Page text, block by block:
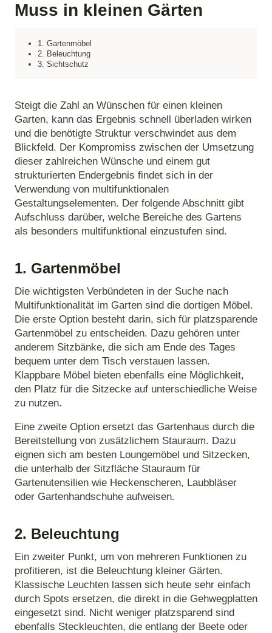
Muss in kleinen Gärten
1. Gartenmöbel
2. Beleuchtung
3. Sichtschutz
Steigt die Zahl an Wünschen für einen kleinen
Garten, kann das Ergebnis schnell überladen wirken
und die benötigte Struktur verschwindet aus dem
Blickfeld. Der Kompromiss zwischen der Umsetzung
dieser zahlreichen Wünsche und einem gut
strukturierten Endergebnis findet sich in der
Verwendung von multifunktionalen
Gestaltungselementen. Der folgende Abschnitt gibt
Aufschluss darüber, welche Bereiche des Gartens
als besonders multifunktional einzustufen sind.
1. Gartenmöbel
Die wichtigsten Verbündeten in der Suche nach
Multifunktionalität im Garten sind die dortigen Möbel.
Die erste Option besteht darin, sich für platzsparende
Gartenmöbel zu entscheiden. Dazu gehören unter
anderem Sitzbänke, die sich am Ende des Tages
bequem unter dem Tisch verstauen lassen.
Klappbare Möbel bieten ebenfalls eine Möglichkeit,
den Platz für die Sitzecke auf unterschiedliche Weise
zu nutzen.
Eine zweite Option ersetzt das Gartenhaus durch die
Bereitstellung von zusätzlichem Stauraum. Dazu
eignen sich am besten Loungemöbel und Sitzecken,
die unterhalb der Sitzfläche Stauraum für
Gartenutensilien wie Heckenscheren, Laubbläser
oder Gartenhandschuhe aufweisen.
2. Beleuchtung
Ein zweiter Punkt, um von mehreren Funktionen zu
profitieren, ist die Beleuchtung kleiner Gärten.
Klassische Leuchten lassen sich heute sehr einfach
durch Spots ersetzen, die direkt in die Gehwegplatten
eingesetzt sind. Nicht weniger platzsparend sind
ebenfalls Steckleuchten, die entlang der Beete oder